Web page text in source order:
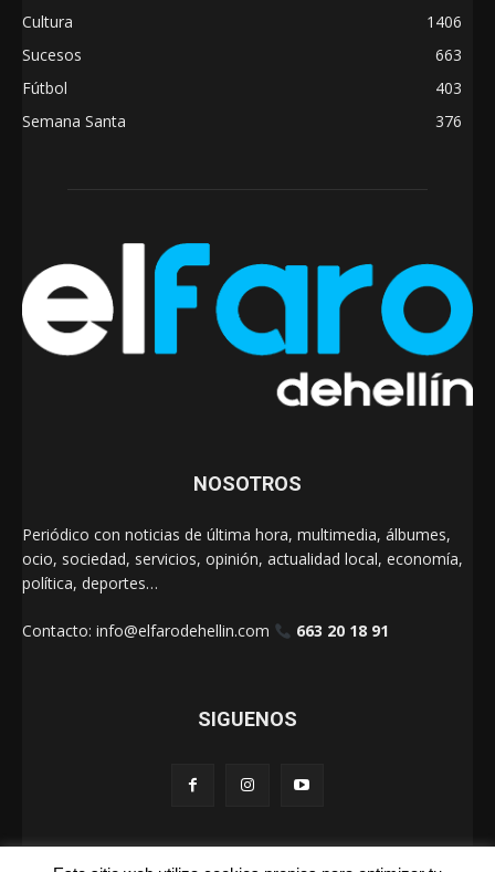
Cultura
1406
Sucesos
663
Fútbol
403
Semana Santa
376
NOSOTROS
Periódico con noticias de última hora, multimedia, álbumes,
ocio, sociedad, servicios, opinión, actualidad local, economía,
política, deportes…
Contacto: info@elfarodehellin.com 663 20 18 91
SIGUENOS